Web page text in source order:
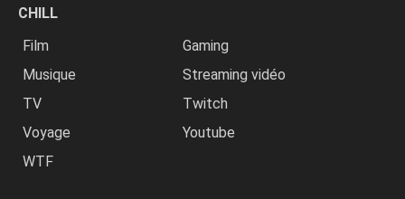
CHILL
Film
Gaming
Musique
Streaming vidéo
TV
Twitch
Voyage
Youtube
WTF